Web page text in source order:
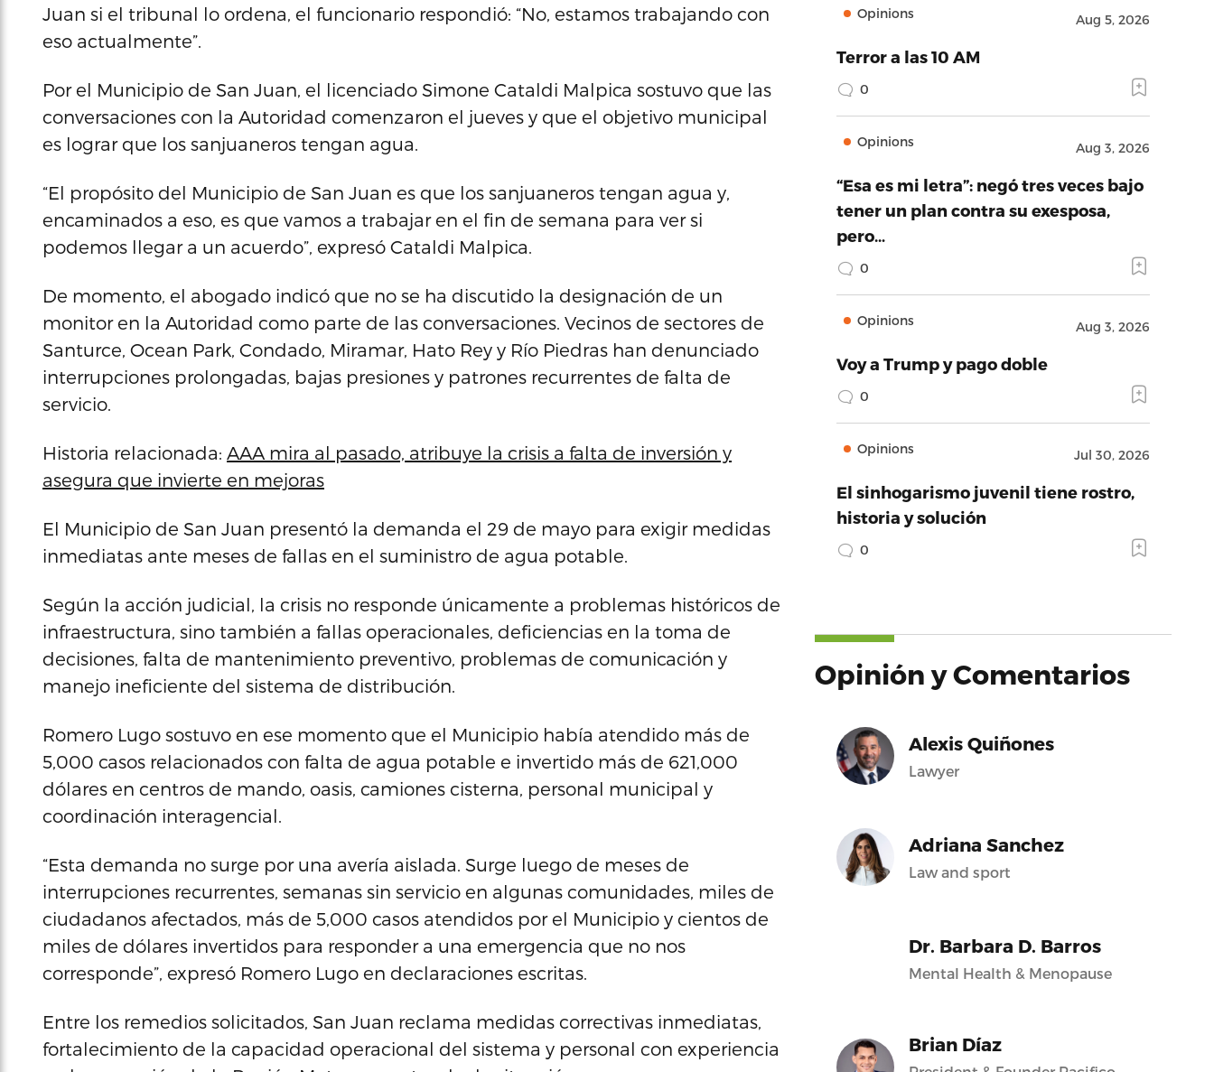
Juan si el tribunal lo ordena, el funcionario respondió: “No, estamos trabajando con
eso actualmente”.
Por el Municipio de San Juan, el licenciado Simone Cataldi Malpica sostuvo que las
conversaciones con la Autoridad comenzaron el jueves y que el objetivo municipal
es lograr que los sanjuaneros tengan agua.
“El propósito del Municipio de San Juan es que los sanjuaneros tengan agua y,
encaminados a eso, es que vamos a trabajar en el fin de semana para ver si
podemos llegar a un acuerdo”, expresó Cataldi Malpica.
De momento, el abogado indicó que no se ha discutido la designación de un
monitor en la Autoridad como parte de las conversaciones. Vecinos de sectores de
Santurce, Ocean Park, Condado, Miramar, Hato Rey y Río Piedras han denunciado
interrupciones prolongadas, bajas presiones y patrones recurrentes de falta de
servicio.
Historia relacionada: AAA mira al pasado, atribuye la crisis a falta de inversión y
asegura que invierte en mejoras
El Municipio de San Juan presentó la demanda el 29 de mayo para exigir medidas
inmediatas ante meses de fallas en el suministro de agua potable.
Según la acción judicial, la crisis no responde únicamente a problemas históricos de
infraestructura, sino también a fallas operacionales, deficiencias en la toma de
decisiones, falta de mantenimiento preventivo, problemas de comunicación y
manejo ineficiente del sistema de distribución.
Romero Lugo sostuvo en ese momento que el Municipio había atendido más de
5,000 casos relacionados con falta de agua potable e invertido más de 621,000
dólares en centros de mando, oasis, camiones cisterna, personal municipal y
coordinación interagencial.
“Esta demanda no surge por una avería aislada. Surge luego de meses de
interrupciones recurrentes, semanas sin servicio en algunas comunidades, miles de
ciudadanos afectados, más de 5,000 casos atendidos por el Municipio y cientos de
miles de dólares invertidos para responder a una emergencia que no nos
corresponde”, expresó Romero Lugo en declaraciones escritas.
Entre los remedios solicitados, San Juan reclama medidas correctivas inmediatas,
fortalecimiento de la capacidad operacional del sistema y personal con experiencia
Opinions Aug 5, 2026
Terror a las 10 AM
0
Opinions Aug 3, 2026
“Esa es mi letra”: negó tres veces bajo
tener un plan contra su exesposa,
pero…
0
Opinions Aug 3, 2026
Voy a Trump y pago doble
0
Opinions Jul 30, 2026
El sinhogarismo juvenil tiene rostro,
historia y solución
0
Opinión y Comentarios
Alexis Quiñones
Lawyer
Adriana Sanchez
Law and sport
Dr. Barbara D. Barros
Mental Health & Menopause
Brian Díaz